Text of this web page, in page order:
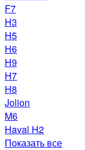
F7
H3
H5
H6
H9
H7
H8
Jolion
M6
Haval H2
Показать все